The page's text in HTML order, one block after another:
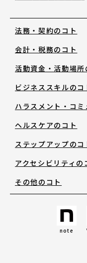
法務・契約のコト
会計・税務のコト
活動資金・活動場所
ビジネススキルのコ
ハラスメント・コ
ヘルスケアのコト
ステップアップのコ
アクセシビリティの
その他のコト
note